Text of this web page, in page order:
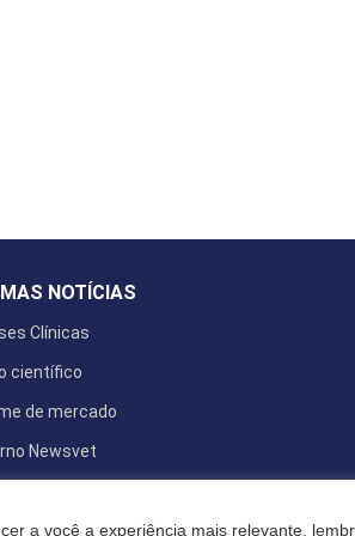
a você a experiência mais relevante,
NOTÍCIAS
Clínicas
científico
de mercado
Newsvet